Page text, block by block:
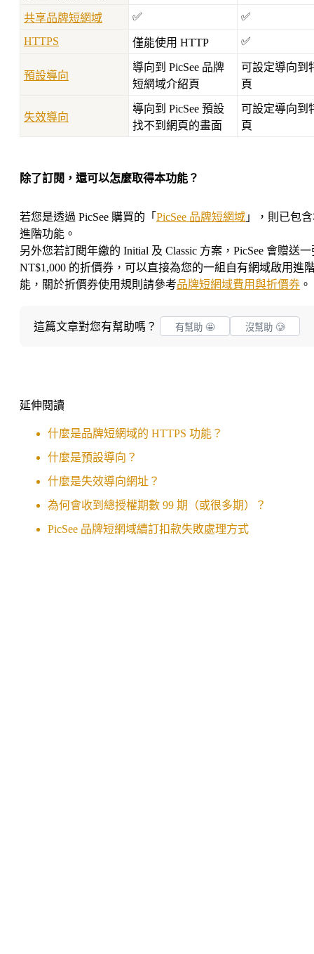
共享品牌短網域 ✅ ✅
HTTPS 僅能使用 HTTP ✅
預設導向
導向到 PicSee 品牌
短網域介紹頁
可設定導向到
頁
失效導向
導向到 PicSee 預設
找不到網頁的畫面
可設定導向到
頁
除了訂閱，還可以怎麼取得本功能？
若您是透過 PicSee 購買的「 PicSee 品牌短網域 」，則已包
進階功能。
另外您若訂閱年繳的 Initial 及 Classic 方案，PicSee 會贈送一
NT$1,000 的折價券，可以直接為您的一組自有網域啟用進
能，關於折價券使用規則請參考品牌短網域費用與折價券 。
這篇文章對您有幫助嗎？ 有幫助 🤩 沒幫助 🥲
延伸閱讀
什麼是品牌短網域的 HTTPS 功能？
什麼是預設導向？
什麼是失效導向網址？
為何會收到總授權期數 99 期（或很多期）？
PicSee 品牌短網域續訂扣款失敗處理方式